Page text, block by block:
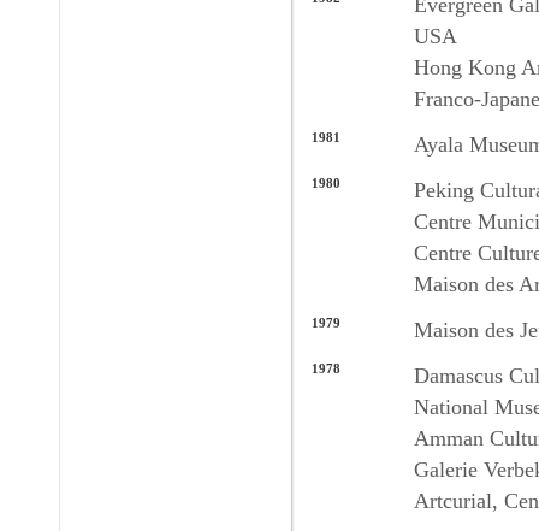
Evergreen
USA
Hong Kong
Franco-
1981 Ayala
1980
Peking
Centre
Centre
Maison des
1979 Maison des
1978
Damascus
National
Amman
Galerie
Artcurial,